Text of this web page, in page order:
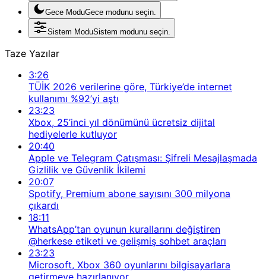
Gece ModuGece modunu seçin.
Sistem ModuSistem modunu seçin.
Taze Yazılar
3:26
TÜİK 2026 verilerine göre, Türkiye’de internet
kullanımı %92’yi aştı
23:23
Xbox, 25’inci yıl dönümünü ücretsiz dijital
hediyelerle kutluyor
20:40
Apple ve Telegram Çatışması: Şifreli Mesajlaşmada
Gizlilik ve Güvenlik İkilemi
20:07
Spotify, Premium abone sayısını 300 milyona
çıkardı
18:11
WhatsApp’tan oyunun kurallarını değiştiren
@herkese etiketi ve gelişmiş sohbet araçları
23:23
Microsoft, Xbox 360 oyunlarını bilgisayarlara
getirmeye hazırlanıyor